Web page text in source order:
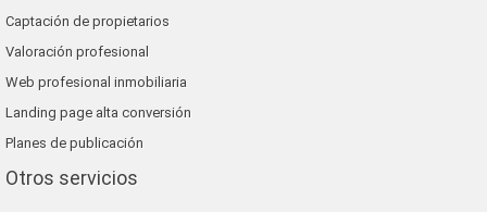
Captación de propietarios
Valoración profesional
Web profesional inmobiliaria
Landing page alta conversión
Planes de publicación
Otros servicios